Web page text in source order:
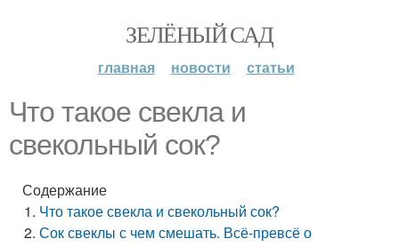
ЗЕЛЁНЫЙ САД
главная новости статьи
Что такое свекла и
свекольный сок?
Содержание
Что такое свекла и свекольный сок?
Сок свеклы с чем смешать. Всё-превсё о